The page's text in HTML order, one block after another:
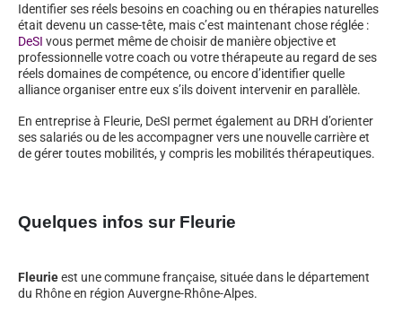
Identifier ses réels besoins en coaching ou en thérapies naturelles
était devenu un casse-tête, mais c’est maintenant chose réglée :
DeSI vous permet même de choisir de manière objective et
professionnelle votre coach ou votre thérapeute au regard de ses
réels domaines de compétence, ou encore d’identifier quelle
alliance organiser entre eux s’ils doivent intervenir en parallèle.
En entreprise à Fleurie, DeSI permet également au DRH d’orienter
ses salariés ou de les accompagner vers une nouvelle carrière et
de gérer toutes mobilités, y compris les mobilités thérapeutiques.
Quelques infos sur Fleurie
Fleurieest une commune française, située dans le département
du Rhône en région Auvergne-Rhône-Alpes.